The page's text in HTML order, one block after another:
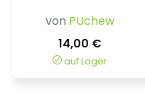
von PUchew
14,00 €
auf Lager